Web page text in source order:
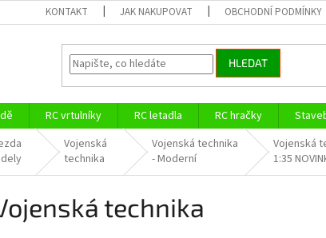
KONTAKT JAK NAKUPOVAT OBCHODNÍ PODMÍNKY
HLEDAT
RC vrtulníky RC letadla RC hračky
Vojenská
technika
Vojenská technika
- Moderní
Vojenská
1:35
technika